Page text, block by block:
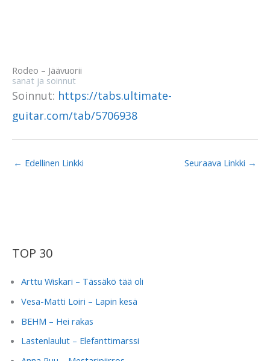
Rodeo – Jäävuorii
sanat ja soinnut
Soinnut: https://tabs.ultimate-
guitar.com/tab/5706938
← Edellinen Linkki Seuraava Linkki →
TOP 30
Arttu Wiskari – Tässäkö tää oli
Vesa-Matti Loiri – Lapin kesä
BEHM – Hei rakas
Lastenlaulut – Elefanttimarssi